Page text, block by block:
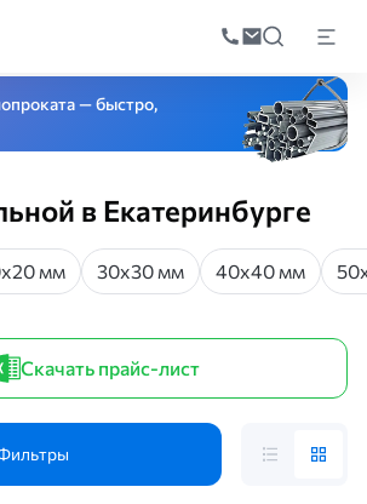
по
Фасонный прокатУголок стальной
— быстро,
в Екатеринбурге
мм 30х30 мм 40х40 мм
Скачать прайс-лист